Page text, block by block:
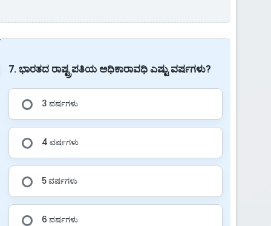
7. ಭಾರತದ ರಾಷ್ಟ್ರಪತಿಯ ಅಧಿಕಾರಾವಧಿ ಎಷ್ಟು ವರ್ಷಗಳು?
3 ವರ್ಷಗಳು
4 ವರ್ಷಗಳು
5 ವರ್ಷಗಳು
6 ವರ್ಷಗಳು